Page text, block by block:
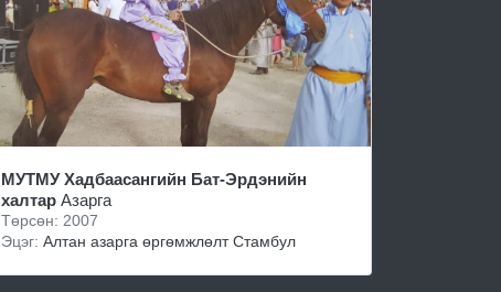
МУТМУ Хадбаасангийн Бат-Эрдэнийн
халтар Азарга
Төрсөн: 2007
Эцэг:Алтан азарга өргөмжлөлт Стамбул